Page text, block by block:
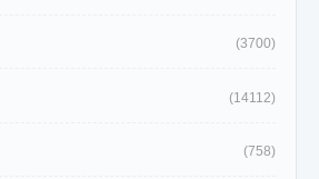
(3700)
(14112)
(758)